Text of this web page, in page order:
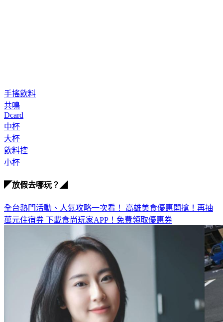
共鳴
Dcard
中杯
大杯
飲料控
小杯
萬元住宿券下載食尚玩家APP！免費領取優惠券